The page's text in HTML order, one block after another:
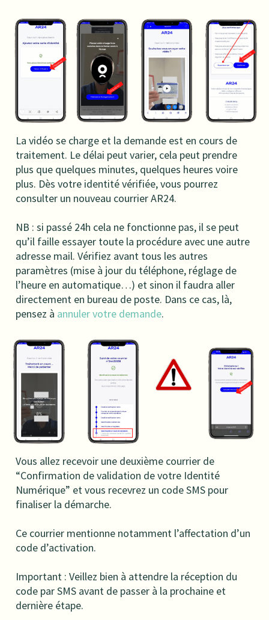
La vidéo se charge et la demande est en cours de
traitement. Le délai peut varier, cela peut prendre
plus que quelques minutes, quelques heures voire
plus. Dès votre identité vérifiée, vous pourrez
consulter un nouveau courrier AR24.
NB : si passé 24h cela ne fonctionne pas, il se peut
qu’il faille essayer toute la procédure avec une autre
adresse mail. Vérifiez avant tous les autres
paramètres (mise à jour du téléphone, réglage de
l’heure en automatique…) et sinon il faudra aller
directement en bureau de poste. Dans ce cas, là,
pensez à annuler votre demande.
Vous allez recevoir une deuxième courrier de
“Confirmation de validation de votre Identité
Numérique” et vous recevrez un code SMS pour
finaliser la démarche.
Ce courrier mentionne notamment l’affectation d’un
code d’activation.
Important : Veillez bien à attendre la réception du
code par SMS avant de passer à la prochaine et
dernière étape.